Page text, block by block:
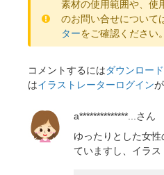
素材の使用範囲や、使
のお問い合せについて
ターをご確認ください。
コメントするにはダウンロー
はイラストレーターログイン
a**************... さん
ゆったりとした女
ていますし、イラス